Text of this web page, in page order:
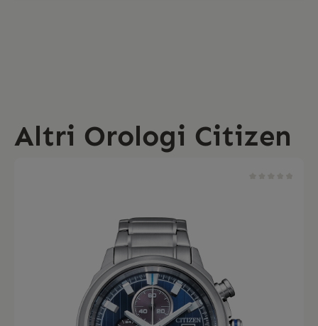
Altri Orologi Citizen